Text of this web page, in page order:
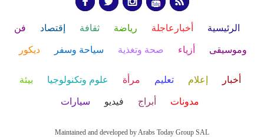
الرئيسية أخبارعاجلة رياضة ثقافة إقتصاد فن
وموسيقى أزياء صحة وتغذية سياحة وسفر ديكور
أخبار إعلام تعليم مرأة علوم وتكنولوجيا بيئة
مدونات أبراج فيديو سيارات
Maintained and developed by Arabs Today Group SAL